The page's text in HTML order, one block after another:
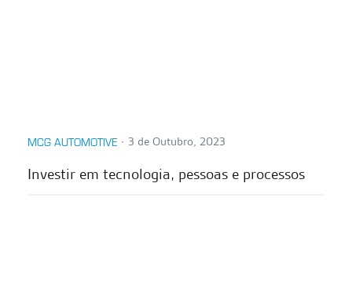
MCG AUTOMOTIVE ∙ 3 de Outubro, 2023
Investir em tecnologia, pessoas e processos